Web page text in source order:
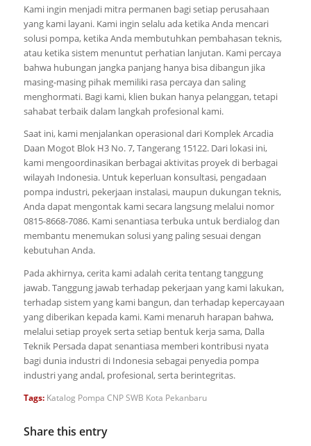
Kami ingin menjadi mitra permanen bagi setiap perusahaan
yang kami layani. Kami ingin selalu ada ketika Anda mencari
solusi pompa, ketika Anda membutuhkan pembahasan teknis,
atau ketika sistem menuntut perhatian lanjutan. Kami percaya
bahwa hubungan jangka panjang hanya bisa dibangun jika
masing-masing pihak memiliki rasa percaya dan saling
menghormati. Bagi kami, klien bukan hanya pelanggan, tetapi
sahabat terbaik dalam langkah profesional kami.
Saat ini, kami menjalankan operasional dari Komplek Arcadia
Daan Mogot Blok H3 No. 7, Tangerang 15122. Dari lokasi ini,
kami mengoordinasikan berbagai aktivitas proyek di berbagai
wilayah Indonesia. Untuk keperluan konsultasi, pengadaan
pompa industri, pekerjaan instalasi, maupun dukungan teknis,
Anda dapat mengontak kami secara langsung melalui nomor
0815-8668-7086. Kami senantiasa terbuka untuk berdialog dan
membantu menemukan solusi yang paling sesuai dengan
kebutuhan Anda.
Pada akhirnya, cerita kami adalah cerita tentang tanggung
jawab. Tanggung jawab terhadap pekerjaan yang kami lakukan,
terhadap sistem yang kami bangun, dan terhadap kepercayaan
yang diberikan kepada kami. Kami menaruh harapan bahwa,
melalui setiap proyek serta setiap bentuk kerja sama, Dalla
Teknik Persada dapat senantiasa memberi kontribusi nyata
bagi dunia industri di Indonesia sebagai penyedia pompa
industri yang andal, profesional, serta berintegritas.
Tags: Katalog Pompa CNP SWB Kota Pekanbaru
Share this entry